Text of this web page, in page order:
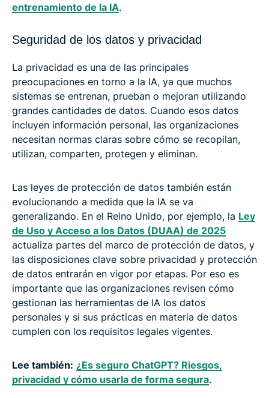
entrenamiento de la IA.
Seguridad de los datos y privacidad
La privacidad es una de las principales
preocupaciones en torno a la IA, ya que muchos
sistemas se entrenan, prueban o mejoran utilizando
grandes cantidades de datos. Cuando esos datos
incluyen información personal, las organizaciones
necesitan normas claras sobre cómo se recopilan,
utilizan, comparten, protegen y eliminan.
Las leyes de protección de datos también están
evolucionando a medida que la IA se va
generalizando. En el Reino Unido, por ejemplo, la Ley
de Uso y Acceso a los Datos (DUAA) de 2025
actualiza partes del marco de protección de datos, y
las disposiciones clave sobre privacidad y protección
de datos entrarán en vigor por etapas. Por eso es
importante que las organizaciones revisen cómo
gestionan las herramientas de IA los datos
personales y si sus prácticas en materia de datos
cumplen con los requisitos legales vigentes.
Lee también: ¿Es seguro ChatGPT? Riesgos,
privacidad y cómo usarla de forma segura.